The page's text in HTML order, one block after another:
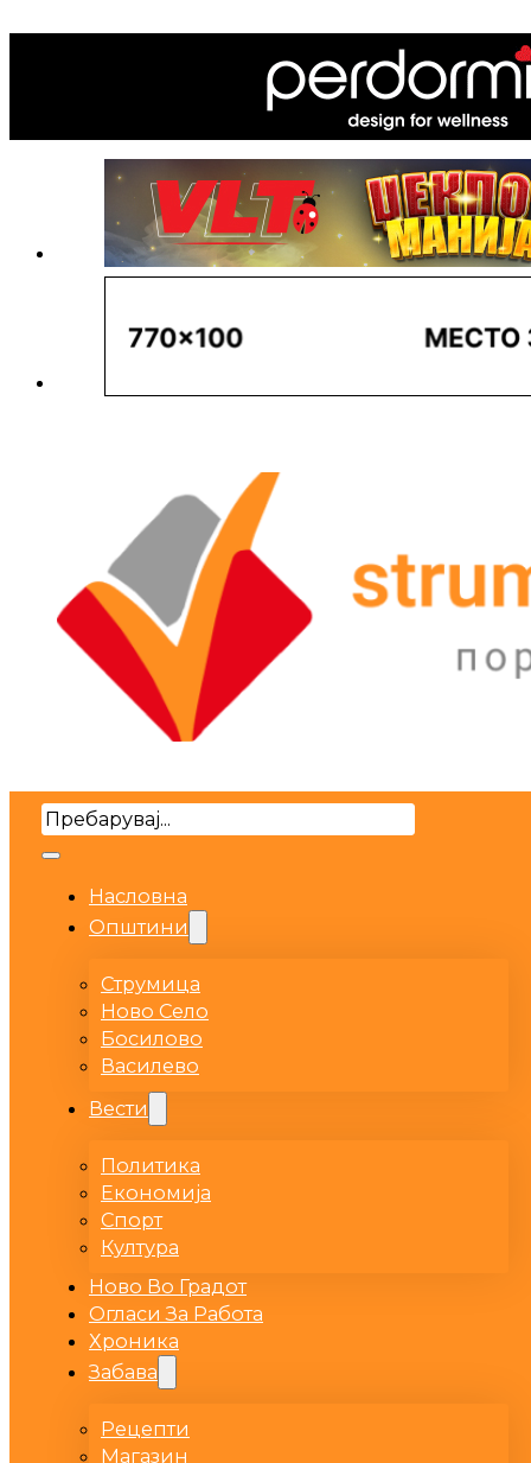
Search
Насловна
Општини
Струмица
Ново Село
Босилово
Василево
Вести
Политика
Економија
Спорт
Култура
Ново Во Градот
Огласи За Работа
Хроника
Забава
Рецепти
Магазин